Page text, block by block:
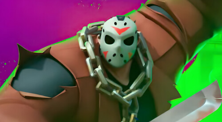
¿Todavía no tienes cuenta?
Regístrate gratis
El inicio de sesión con Facebook ya no está
disponible, pero puedes seguir usando tu cuenta
carácter inicial), pero no mayúsculas, espacios, tildes
o caracteres especiales.
He leído y acepto lapolitica de privacidad y
de participación
Registrarse en 3DJuegos
Entra con Google